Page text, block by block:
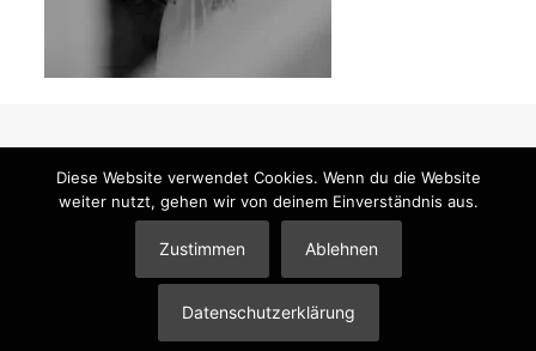
© 2026 Mandy Klimt Brautstyling & Make-Up |Impressum
Datenschutzerklärung|Partner
Diese Website verwendet Cookies. Wenn du die Website
weiter nutzt, gehen wir von deinem Einverständnis aus.
Zustimmen Ablehnen
Datenschutzerklärung